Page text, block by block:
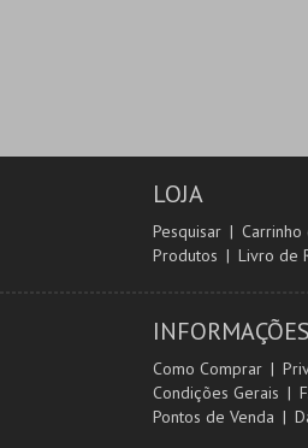
LOJA
Pesquisar
Produtos
Livro de
INFORMAÇÕES
Como Comprar
Condições Gerais
Pontos de Venda